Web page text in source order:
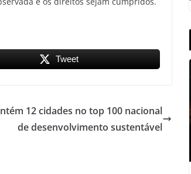
Tweet
12 cidades no top 100 nacional
de desenvolvimento sustentável